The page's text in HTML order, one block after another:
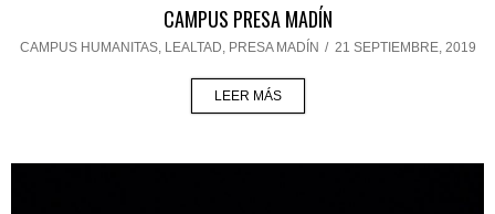
CAMPUS PRESA MADÍN
CAMPUS HUMANITAS, LEALTAD, PRESA MADÍN / 21 SEPTIEMBRE, 2019
LEER MÁS